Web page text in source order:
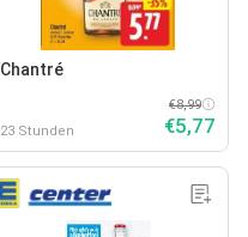
Chantré
23 Stunden
€8,99
€5,77